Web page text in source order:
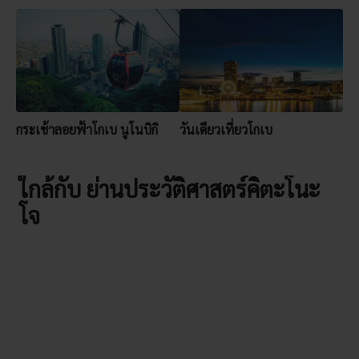
กระเช้าลอยฟ้าโกเบ นูโนบิกิ วันเดียวเที่ยวโกเบ
ใกล้กับ ย่านประวัติศาสตร์คิตะโนะ
โจ